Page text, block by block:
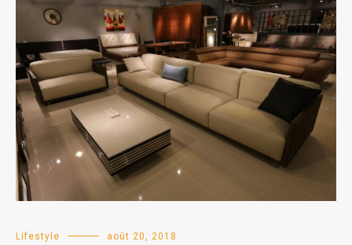
Lifestyle août 20, 2018